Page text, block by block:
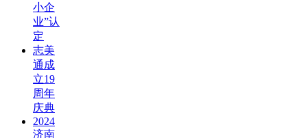
小企
业”认
定
志美
通成
立19
周年
庆典
2024
济南